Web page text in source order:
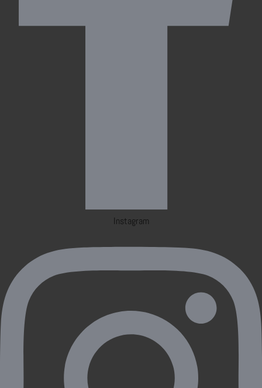
Instagram